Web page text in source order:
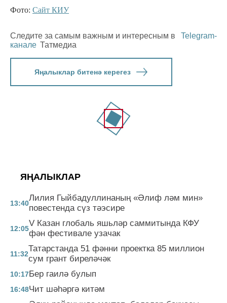
Фото: Сайт КИУ
Следите за самым важным и интересным в
Telegram-
канале Татмедиа
Яңалыклар битенә керегез
ЯҢАЛЫКЛАР
13:40
Лилия Гыйбадуллинаның «Әлиф ләм мин»
повестенда сүз тәэсире
12:05
V Казан глобаль яшьләр саммитында КФУ
фән фестивале узачак
11:32
Татарстанда 51 фәнни проектка 85 миллион
сум грант биреләчәк
10:17Бер гаилә булып
16:48Чит шәһәргә китәм